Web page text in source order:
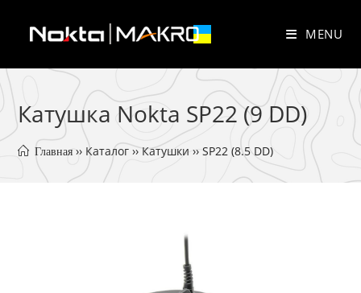
content
MENU
Катушка Nokta SP22 (9 DD)
Главная ›› Каталог ›› Катушки ›› SP22 (8.5 DD)